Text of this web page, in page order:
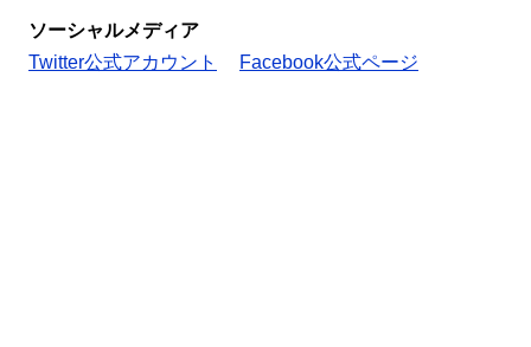
ソーシャルメディア
Twitter公式アカウント
Facebook公式ページ